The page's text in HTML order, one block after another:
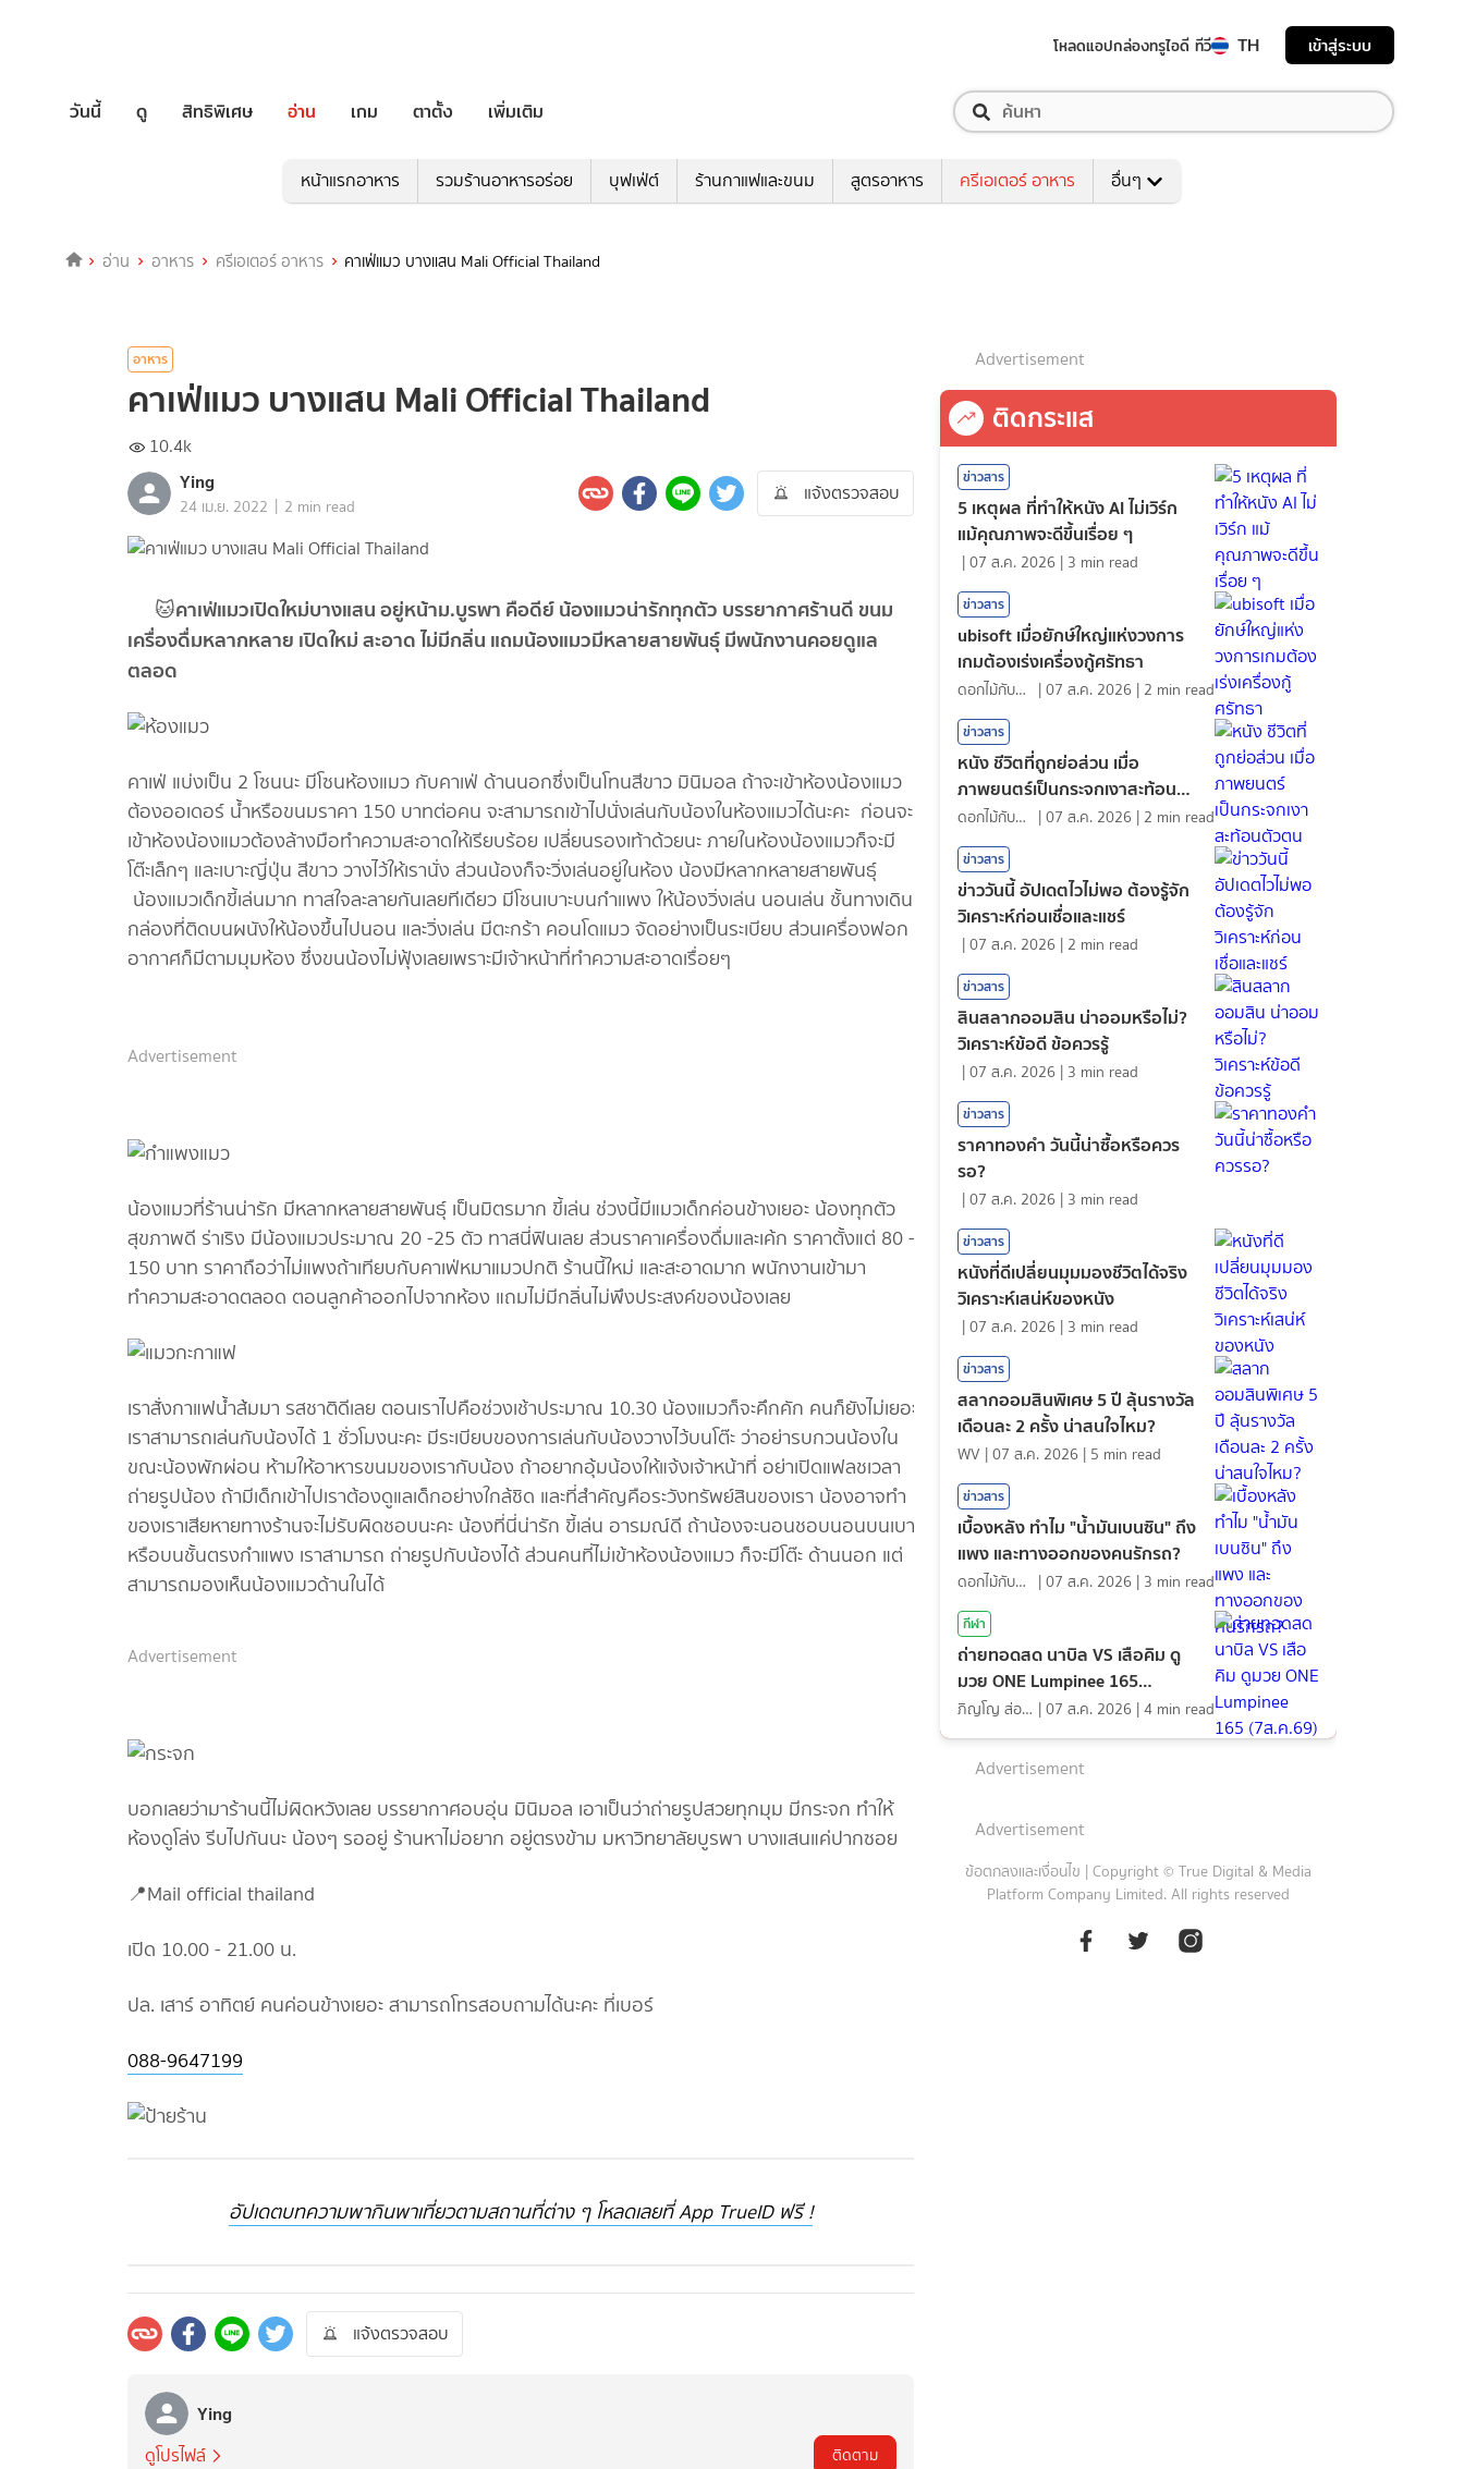
โหลดแอปกล่องทรูไอดี ทีวี TH เข้าสู่ระบบ
วันนี้ ดู สิทธิพิเศษ อ่าน เกม ตาตั้ง เพิ่มเติม
หน้าแรกอาหาร รวมร้านอาหารอร่อย บุฟเฟ่ต์ ร้านกาแฟและขนม สูตรอาหาร ครีเอเตอร์ อาหาร อื่นๆ
อ่าน อาหาร ครีเอเตอร์ อาหาร คาเฟ่แมว บางแสน Mali Official Thailand
อาหาร
คาเฟ่แมว บางแสน Mali Official Thailand
10.4k
Ying
24 เม.ย. 2022 | 2 min read
แจ้งตรวจสอบ
🐱คาเฟ่แมวเปิดใหม่บางแสน อยู่หน้าม.บูรพา คือดีย์ น้องแมวน่ารักทุกตัว บรรยากาศร้านดี ขนม
เครื่องดื่มหลากหลาย เปิดใหม่ สะอาด ไม่มีกลิ่น แถมน้องแมวมีหลายสายพันธุ์ มีพนักงานคอยดูแล
ตลอด
คาเฟ่ แบ่งเป็น 2 โซนนะ มีโซนห้องแมว กับคาเฟ่ ด้านนอกซึ่งเป็นโทนสีขาว มินิมอล ถ้าจะเข้าห้องน้องแมว
ต้องออเดอร์ น้ำหรือขนมราคา 150 บาทต่อคน จะสามารถเข้าไปนั่งเล่นกับน้องในห้องแมวได้นะคะ ก่อนจะ
เข้าห้องน้องแมวต้องล้างมือทำความสะอาดให้เรียบร้อย เปลี่ยนรองเท้าด้วยนะ ภายในห้องน้องแมวก็จะมี
โต๊ะเล็กๆ และเบาะญี่ปุ่น สีขาว วางไว้ให้เรานั่ง ส่วนน้องก็จะวิ่งเล่นอยู่ในห้อง น้องมีหลากหลายสายพันธุ์
น้องแมวเด็กขี้เล่นมาก ทาสใจละลายกันเลยทีเดียว มีโซนเบาะบนกำแพง ให้น้องวิ่งเล่น นอนเล่น ชั้นทางเดิน
กล่องที่ติดบนผนังให้น้องขึ้นไปนอน และวิ่งเล่น มีตะกร้า คอนโดแมว จัดอย่างเป็นระเบียบ ส่วนเครื่องฟอก
อากาศก็มีตามมุมห้อง ซึ่งขนน้องไม่ฟุ้งเลยเพราะมีเจ้าหน้าที่ทำความสะอาดเรื่อยๆ
Advertisement
น้องแมวที่ร้านน่ารัก มีหลากหลายสายพันธุ์ เป็นมิตรมาก ขี้เล่น ช่วงนี้มีแมวเด็กค่อนข้างเยอะ น้องทุกตัว
สุขภาพดี ร่าเริง มีน้องแมวประมาณ 20 -25 ตัว ทาสนี่ฟินเลย ส่วนราคาเครื่องดื่มและเค้ก ราคาตั้งแต่ 80 -
150 บาท ราคาถือว่าไม่แพงถ้าเทียบกับคาเฟ่หมาแมวปกติ ร้านนี้ใหม่ และสะอาดมาก พนักงานเข้ามา
ทำความสะอาดตลอด ตอนลูกค้าออกไปจากห้อง แถมไม่มีกลิ่นไม่พึงประสงค์ของน้องเลย
เราสั่งกาแฟน้ำส้มมา รสชาติดีเลย ตอนเราไปคือช่วงเช้าประมาณ 10.30 น้องแมวก็จะคึกคัก คนก็ยังไม่เยอะ
เราสามารถเล่นกับน้องได้ 1 ชั่วโมงนะคะ มีระเบียบของการเล่นกับน้องวางไว้บนโต๊ะ ว่าอย่ารบกวนน้องใน
ขณะน้องพักผ่อน ห้ามให้อาหารขนมของเรากับน้อง ถ้าอยากอุ้มน้องให้แจ้งเจ้าหน้าที่ อย่าเปิดแฟลชเวลา
ถ่ายรูปน้อง ถ้ามีเด็กเข้าไปเราต้องดูแลเด็กอย่างใกล้ชิด และที่สำคัญคือระวังทรัพย์สินของเรา น้องอาจทำ
ของเราเสียหายทางร้านจะไม่รับผิดชอบนะคะ น้องที่นี่น่ารัก ขี้เล่น อารมณ์ดี ถ้าน้องจะนอนชอบนอนบนเบาะ
หรือบนชั้นตรงกำแพง เราสามารถ ถ่ายรูปกับน้องได้ ส่วนคนที่ไม่เข้าห้องน้องแมว ก็จะมีโต๊ะ ด้านนอก แต่
สามารถมองเห็นน้องแมวด้านในได้
Advertisement
บอกเลยว่ามาร้านนี้ไม่ผิดหวังเลย บรรยากาศอบอุ่น มินิมอล เอาเป็นว่าถ่ายรูปสวยทุกมุม มีกระจก ทำให้
ห้องดูโล่ง รีบไปกันนะ น้องๆ รออยู่ ร้านหาไม่อยาก อยู่ตรงข้าม มหาวิทยาลัยบูรพา บางแสนแค่ปากซอย
📍Mail official thailand
เปิด 10.00 - 21.00 น.
ปล. เสาร์ อาทิตย์ คนค่อนข้างเยอะ สามารถโทรสอบถามได้นะคะ ที่เบอร์
088-9647199
อัปเดตบทความพากินพาเที่ยวตามสถานที่ต่าง ๆ โหลดเลยที่ App TrueID ฟรี !
แจ้งตรวจสอบ
Ying
ดูโปรไฟล์ ติดตาม
Advertisement
ติดกระแส
ข่าวสาร
5 เหตุผล ที่ทำให้หนัง AI ไม่เวิร์ก
แม้คุณภาพจะดีขึ้นเรื่อย ๆ
|07 ส.ค. 2026 | 3 min read
ข่าวสาร
ubisoft เมื่อยักษ์ใหญ่แห่งวงการ
เกมต้องเร่งเครื่องกู้ศรัทธา
ดอกไม้กับสายน้ำ |07 ส.ค. 2026 | 2 min read
ข่าวสาร
หนัง ชีวิตที่ถูกย่อส่วน เมื่อ
ภาพยนตร์เป็นกระจกเงาสะท้อนตัว
ตน
ดอกไม้กับสายน้ำ |07 ส.ค. 2026 | 2 min read
ข่าวสาร
ข่าววันนี้ อัปเดตไวไม่พอ ต้องรู้จัก
วิเคราะห์ก่อนเชื่อและแชร์
|07 ส.ค. 2026 | 2 min read
ข่าวสาร
สินสลากออมสิน น่าออมหรือไม่?
วิเคราะห์ข้อดี ข้อควรรู้
|07 ส.ค. 2026 | 3 min read
ข่าวสาร
ราคาทองคํา วันนี้น่าซื้อหรือควร
รอ?
|07 ส.ค. 2026 | 3 min read
ข่าวสาร
หนังที่ดีเปลี่ยนมุมมองชีวิตได้จริง
วิเคราะห์เสน่ห์ของหนัง
|07 ส.ค. 2026 | 3 min read
ข่าวสาร
สลากออมสินพิเศษ 5 ปี ลุ้นรางวัล
เดือนละ 2 ครั้ง น่าสนใจไหม?
WV |07 ส.ค. 2026 | 5 min read
ข่าวสาร
เบื้องหลัง ทำไม "น้ำมันเบนซิน" ถึง
แพง และทางออกของคนรักรถ?
ดอกไม้กับสายน้ำ |07 ส.ค. 2026 | 3 min read
กีฬา
ถ่ายทอดสด นาบิล VS เสือคิม ดู
มวย ONE Lumpinee 165
(7ส.ค.69)ภิญโญ ส่องแสง |07 ส.ค. 2026 |4 min read
Advertisement
Advertisement
ข้อตกลงและเงื่อนไข | Copyright © True Digital & Media
Platform Company Limited. All rights reserved